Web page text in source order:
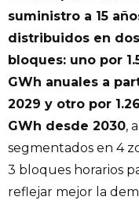
suministro a 15
distribuidos en dos
bloques: uno por
GWh anuales a
2029 y otro por
GWh desde 2030,
segmentados en 4
3 bloques horarios
reflejar mejor la